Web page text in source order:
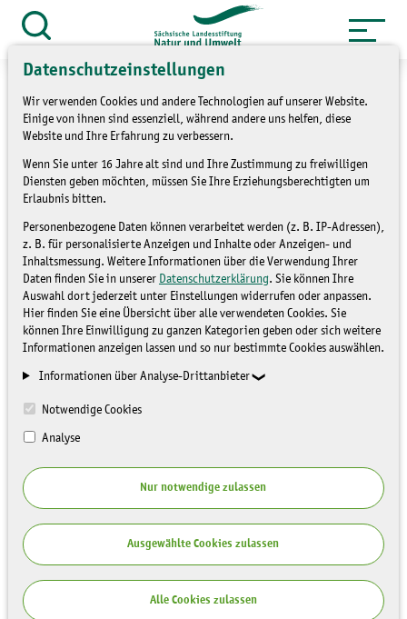
Datenschutzeinstellungen
Wir verwenden Cookies und andere Technologien auf unserer Website.
Einige von ihnen sind essenziell, während andere uns helfen, diese
Website und Ihre Erfahrung zu verbessern.
Wenn Sie unter 16 Jahre alt sind und Ihre Zustimmung zu freiwilligen
Diensten geben möchten, müssen Sie Ihre Erziehungsberechtigten um
Erlaubnis bitten.
Personenbezogene Daten können verarbeitet werden (z. B. IP-Adressen),
z. B. für personalisierte Anzeigen und Inhalte oder Anzeigen- und
Inhaltsmessung. Weitere Informationen über die Verwendung Ihrer
Daten finden Sie in unserer Datenschutzerklärung. Sie können Ihre
Auswahl dort jederzeit unter Einstellungen widerrufen oder anpassen.
Hier finden Sie eine Übersicht über alle verwendeten Cookies. Sie
können Ihre Einwilligung zu ganzen Kategorien geben oder sich weitere
Informationen anzeigen lassen und so nur bestimmte Cookies auswählen.
Informationen über Analyse-Drittanbieter
Notwendige Cookies
Analyse
Nur notwendige zulassen
Ausgewählte Cookies zulassen
Alle Cookies zulassen
Zum
Inhalt
springen
öffnen
Service » Presse und Medien
» Pressemitteilungen
"Unter unseren Füßen, in
unserer Hand" - Tagung
zum Bodenschutz
PRESSEMITTEILUNGEN
DieSächsische Landesstiftung Natur
und Umwelt
und der ökologische